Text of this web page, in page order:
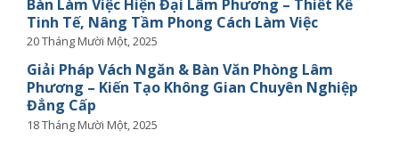
Bàn Làm Việc Hiện Đại Lâm Phương – Thiết Kế
Tinh Tế, Nâng Tầm Phong Cách Làm Việc
20 Tháng Mười Một, 2025
Giải Pháp Vách Ngăn & Bàn Văn Phòng Lâm
Phương – Kiến Tạo Không Gian Chuyên Nghiệp
Đẳng Cấp
18 Tháng Mười Một, 2025